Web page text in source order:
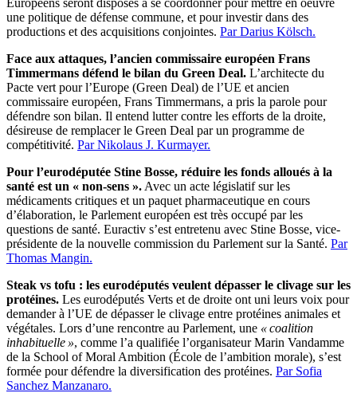
une politique de défense commune, et pour investir dans des
productions et des acquisitions conjointes. Par Darius Kölsch.
Face aux attaques, l’ancien commissaire européen Frans
Timmermans défend le bilan du Green Deal. L’architecte du
Pacte vert pour l’Europe (Green Deal) de l’UE et ancien
commissaire européen, Frans Timmermans, a pris la parole pour
défendre son bilan. Il entend lutter contre les efforts de la droite,
désireuse de remplacer le Green Deal par un programme de
compétitivité. Par Nikolaus J. Kurmayer.
Pour l’eurodéputée Stine Bosse, réduire les fonds alloués à la
santé est un « non-sens ». Avec un acte législatif sur les
médicaments critiques et un paquet pharmaceutique en cours
d’élaboration, le Parlement européen est très occupé par les
questions de santé. Euractiv s’est entretenu avec Stine Bosse, vice-
présidente de la nouvelle commission du Parlement sur la Santé. Par
Thomas Mangin.
Steak vs tofu : les eurodéputés veulent dépasser le clivage sur les
protéines. Les eurodéputés Verts et de droite ont uni leurs voix pour
demander à l’UE de dépasser le clivage entre protéines animales et
végétales. Lors d’une rencontre au Parlement, une « coalition
inhabituelle », comme l’a qualifiée l’organisateur Marin Vandamme
de la School of Moral Ambition (École de l’ambition morale), s’est
formée pour défendre la diversification des protéines. Par Sofia
Sanchez Manzanaro.